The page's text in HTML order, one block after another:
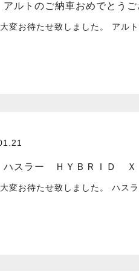
アルトのご納車おめでとうご
大変お待たせ致しました。 アル
ハスラー ＨＹＢＲＩＤ
大変お待たせ致しました。 ハス